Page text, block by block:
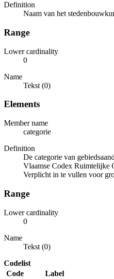
Definition
Naam van het
Range
Lower cardinality
0
Name
Tekst (0)
Elements
Member name
categorie
Definition
De categorie van
Vlaamse Codex Ruimtelijke
Verplicht in te vullen voor
Range
Lower cardinality
0
Name
Tekst (0)
Codelist
Code
Label